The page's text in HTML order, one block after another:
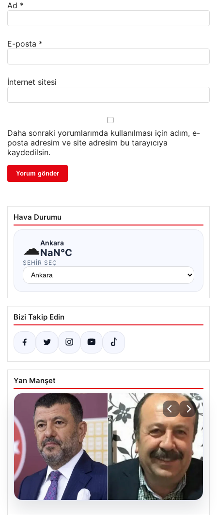
Ad *
E-posta *
İnternet sitesi
Daha sonraki yorumlarımda kullanılması için adım, e-
posta adresim ve site adresim bu tarayıcıya
kaydedilsin.
Hava Durumu
☁Ankara
NaN°C
ŞEHIR SEÇ
Bizi Takip Edin
Yan Manşet